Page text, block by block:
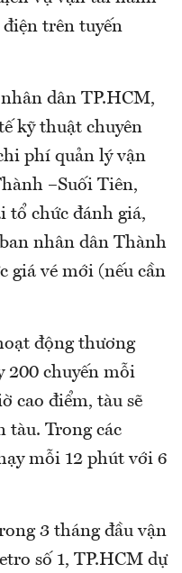
trên tuyến
dân TP.HCM,
kỹ thuật chuyên
phí quản lý vận
–Suối Tiên,
tổ chức đánh giá,
nhân dân Thành
giá vé mới (nếu cần
động thương
200 chuyến mỗi
cao điểm, tàu sẽ
tàu. Trong các
mỗi 12 phút với 6
3 tháng đầu vận
số 1, TP.HCM dự